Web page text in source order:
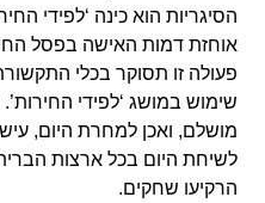
הסיגריות הוא כינה ‘לפידי
אוחזת דמות האישה בפסל
פעולה זו תסוקר בכלי
שימוש במושג ‘לפידי החירות’.
מושלם, ואכן למחרת היום,
לשיחת היום בכל ארצות
הרקיעו שחקים.